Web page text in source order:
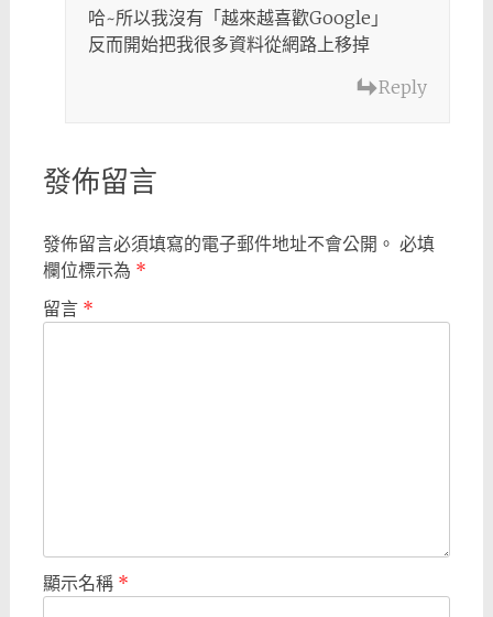
哈~所以我沒有「越來越喜歡Google」
反而開始把我很多資料從網路上移掉
Reply
發佈留言
發佈留言必須填寫的電子郵件地址不會公開。 必填
欄位標示為 *
留言 *
顯示名稱 *